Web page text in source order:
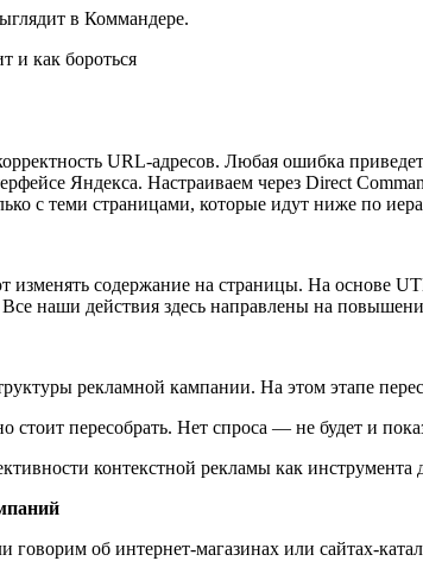
в Коммандере.
URL-адресов. Любая ошибка
Яндекса. Настраиваем через Direct
с теми страницами, которые идут ниже по
изменять содержание на страницы. На основе
наши действия здесь направлены на
рекламной кампании. На этом этапе
стоит пересобрать. Нет спроса — не будет и
контекстной рекламы как
говорим об интернет-магазинах или сайтах-